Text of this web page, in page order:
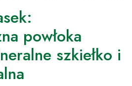
powłoka
szkiełko i